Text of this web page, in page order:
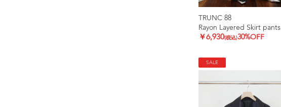
TRUNC 88
Rayon Layered Skirt pants
￥6,930(税込)30%OFF
SALE